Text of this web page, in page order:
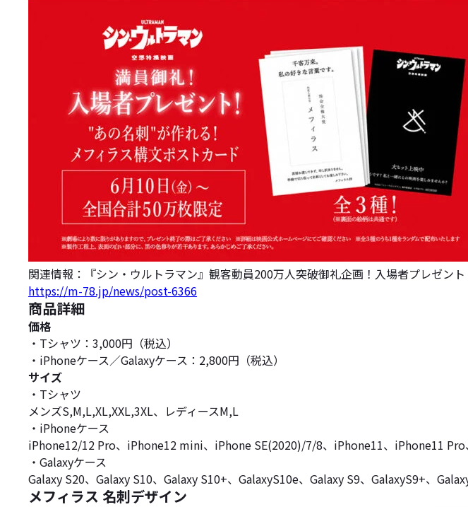
関連情報：『シン・ウルトラマン』観客動員200万人突破御礼企画！入場者プレゼン
https://m-78.jp/news/post-6366
商品詳細
価格
・Tシャツ：3,000円（税込）
・iPhoneケース／Galaxyケース：2,800円（税込）
サイズ
・Tシャツ
メンズS,M,L,XL,XXL,3XL、レディースM,L
・iPhoneケース
iPhone12/12 Pro、iPhone12 mini、iPhone SE(2020)/7/8、iPhone11、iPhone11
・Galaxyケース
Galaxy S20、Galaxy S10、Galaxy S10+、GalaxyS10e、Galaxy S9、GalaxyS9+、
メフィラス 名刺デザイン